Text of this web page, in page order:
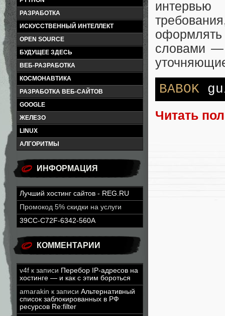
РАЗРАБОТКА
ИСКУССТВЕННЫЙ ИНТЕЛЛЕКТ
OPEN SOURCE
БУДУЩЕЕ ЗДЕСЬ
ВЕБ-РАЗРАБОТКА
КОСМОНАВТИКА
РАЗРАБОТКА ВЕБ-САЙТОВ
GOOGLE
ЖЕЛЕЗО
LINUX
АЛГОРИТМЫ
ИНФОРМАЦИЯ
Лучший хостинг сайтов - REG.RU
Промокод 5% скидки на услуги
39CC-C72F-6342-560A
КОММЕНТАРИИ
v4f к записи Перебор IP-адресов на
хостинге — и как с этим бороться
amarakin к записи Альтернативный
список заблокированных в РФ
ресурсов Re:filter
интервью
словами —
BABOK
Читать